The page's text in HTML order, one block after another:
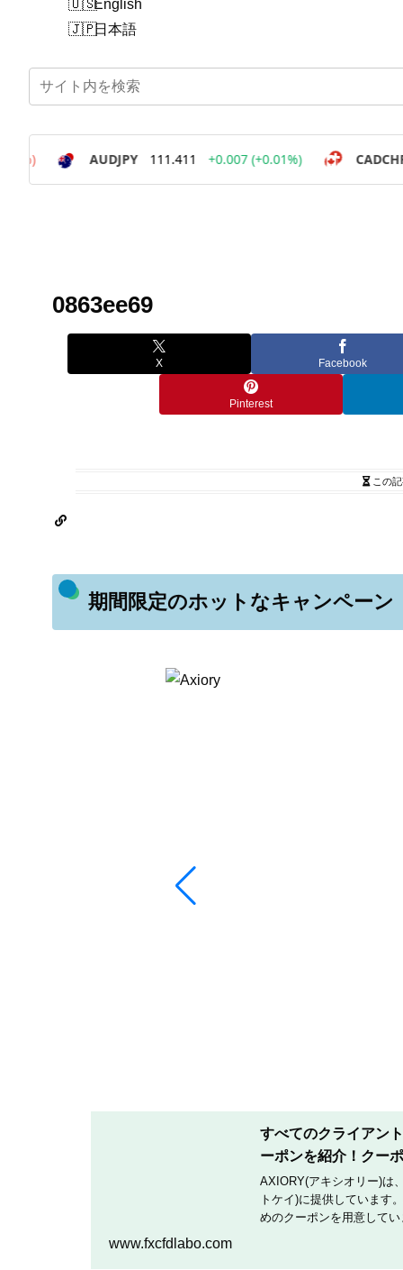
English
日本語
0863ee69
X Facebook
Pinterest
この
期間限定のホットなキャンペーン
すべてのクライアン
ーポンを紹介！クー
AXIORY(アキシオリー)は
トケイ)に提供しています
めのクーポンを用意して
www.fxcfdlabo.com